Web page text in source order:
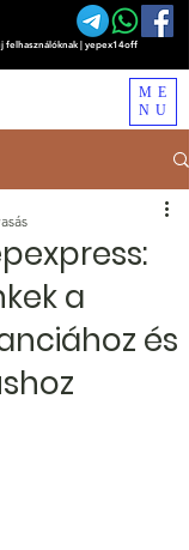
felhasználóknak | yepex14off
ME
NU
a
és
az 5-ből.